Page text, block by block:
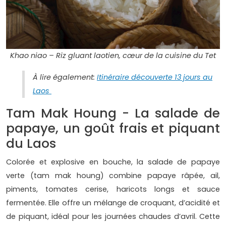
Khao niao – Riz gluant laotien, cœur de la cuisine du Tet
À lire également: Itinéraire découverte 13 jours au
Laos
Tam Mak Houng - La salade de
papaye, un goût frais et piquant
du Laos
Colorée et explosive en bouche, la salade de papaye
verte (tam mak houng) combine papaye râpée, ail,
piments, tomates cerise, haricots longs et sauce
fermentée. Elle offre un mélange de croquant, d’acidité et
de piquant, idéal pour les journées chaudes d’avril. Cette